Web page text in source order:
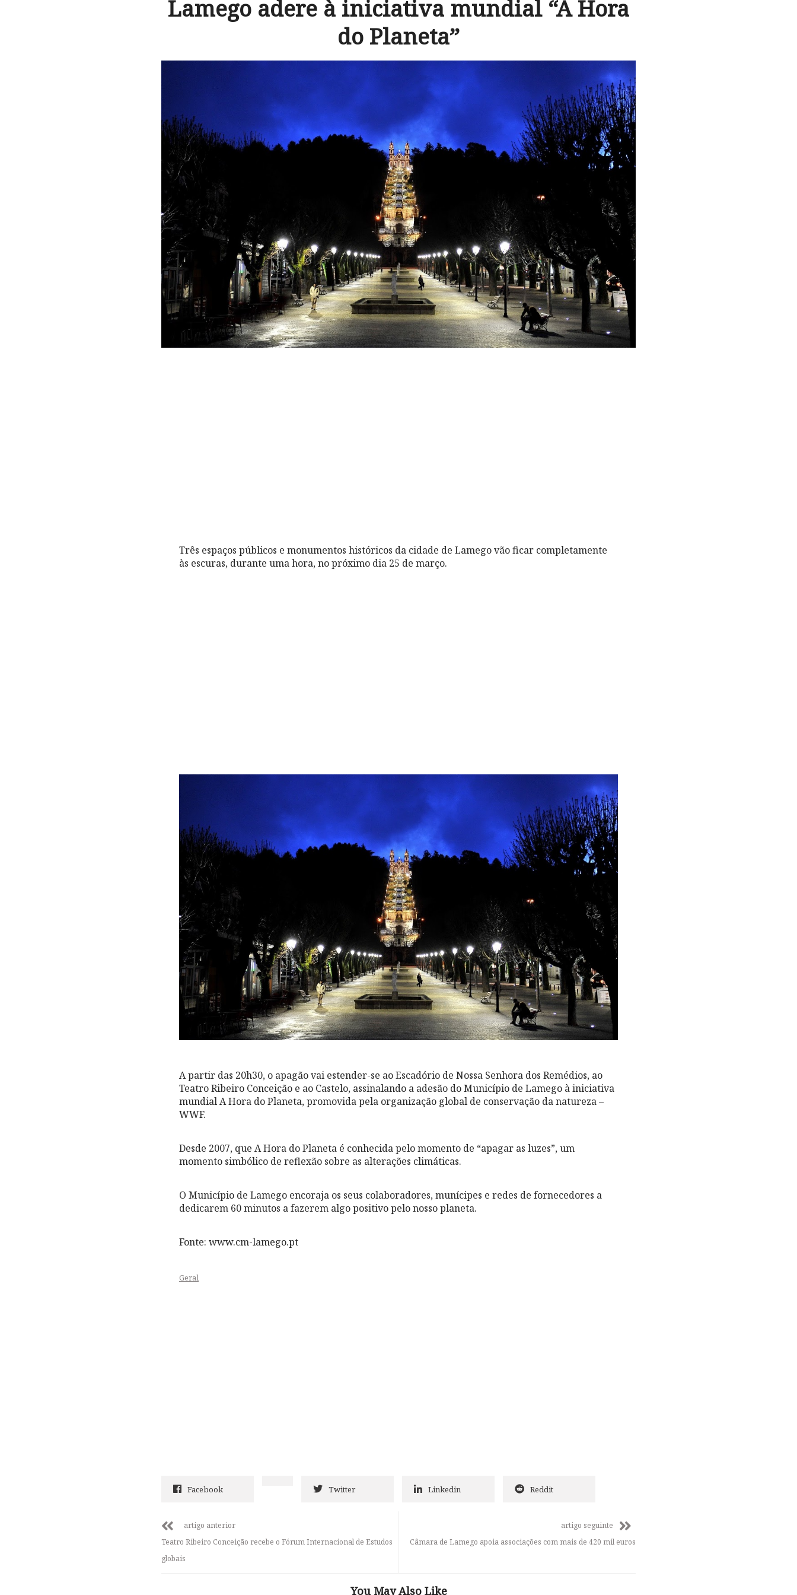
Lamego adere à iniciativa mundial “A Hora
do Planeta”
Três espaços públicos e monumentos históricos da cidade de Lamego vão ficar completamente
às escuras, durante uma hora, no próximo dia 25 de março.
A partir das 20h30, o apagão vai estender-se ao Escadório de Nossa Senhora dos Remédios, ao
Teatro Ribeiro Conceição e ao Castelo, assinalando a adesão do Município de Lamego à iniciativa
mundial A Hora do Planeta, promovida pela organização global de conservação da natureza –
WWF.
Desde 2007, que A Hora do Planeta é conhecida pelo momento de “apagar as luzes”, um
momento simbólico de reflexão sobre as alterações climáticas.
O Município de Lamego encoraja os seus colaboradores, munícipes e redes de fornecedores a
dedicarem 60 minutos a fazerem algo positivo pelo nosso planeta.
Fonte: www.cm-lamego.pt
Geral
Facebook Twitter Linkedin Reddit
artigo anterior
Teatro Ribeiro Conceição recebe o Fórum Internacional de Estudos
globais
artigo seguinte
Câmara de Lamego apoia associações com mais de 420 mil euros
You May Also Like